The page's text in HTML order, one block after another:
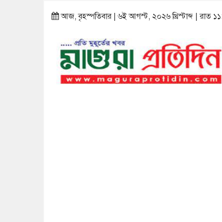
আজ, বৃহস্পতিবার | ৬ই আগস্ট, ২০২৬ খ্রিস্টাব্দ | রাত